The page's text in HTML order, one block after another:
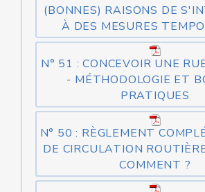
(BONNES) RAISONS DE
À DES MESURES
N° 51 : CONCEVOIR UNE
- MÉTHODOLOGIE ET
PRATIQUES
N° 50 : RÈGLEMENT
DE CIRCULATION
COMMENT ?